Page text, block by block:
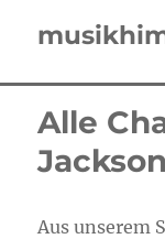
Alle
Jackson
Aus unserem